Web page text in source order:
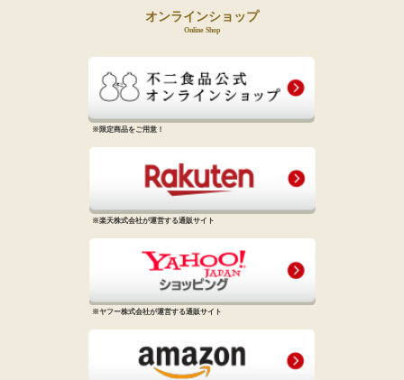
オンラインショップ
Online Shop
※限定商品をご用意！
※楽天株式会社が運営する通販サイト
※ヤフー株式会社が運営する通販サイト